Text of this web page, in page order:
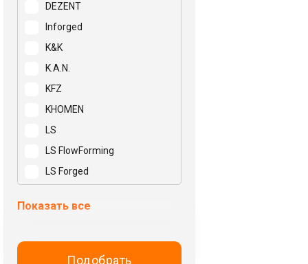
DEZENT
Inforged
K&K
K.A.N.
KFZ
KHOMEN
LS
LS FlowForming
LS Forged
N2O
Показать все
Подобрать